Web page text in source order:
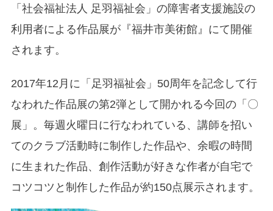
「社会福祉法人 足羽福祉会」の障害者支援施設の
利用者による作品展が『福井市美術館』にて開催
されます。
2017年12月に「足羽福祉会」50周年を記念して行
なわれた作品展の第2弾として開かれる今回の「〇
展」。毎週火曜日に行なわれている、講師を招い
てのクラブ活動時に制作した作品や、余暇の時間
に生まれた作品、創作活動が好きな作者が自宅で
コツコツと制作した作品が約150点展示されます。